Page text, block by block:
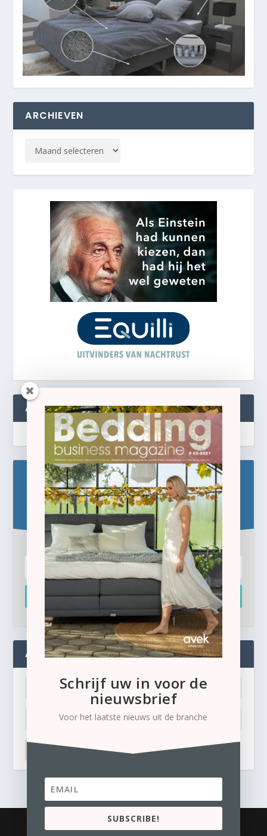
ARCHIEVEN
ABONNEREN
Blijf op de hoogte!
Schrijf u hier in voor de gratis e-newsletter.
Inschrijven
ADMIN
Ik ben mijn wachtwoord kwijt
Business Content Media
Schrijf uw in voor de
nieuwsbrief
Voor het laatste nieuws uit de branche
SUBSCRIBE!